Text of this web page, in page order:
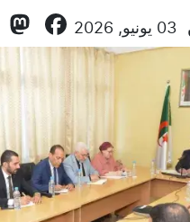
03 يونيو, 2026